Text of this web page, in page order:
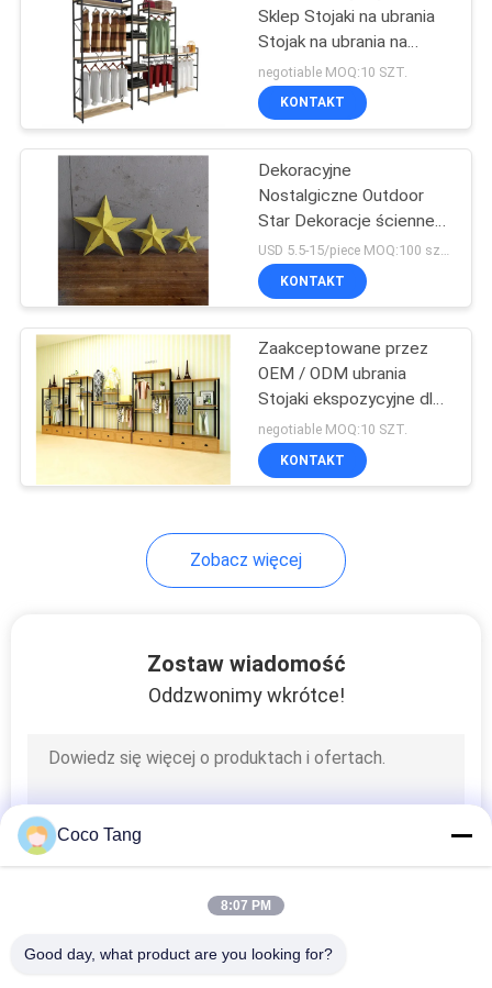
Sklep Stojaki na ubrania
Stojak na ubrania na
centrum handlowe
negotiable MOQ:10 SZT.
KONTAKT
Dekoracyjne
Nostalgiczne Outdoor
Star Dekoracje ścienne
Metal Stars For Crafts
USD 5.5-15/piece MOQ:100 sztuk
KONTAKT
Zaakceptowane przez
OEM / ODM ubrania
Stojaki ekspozycyjne dla
dzieci Sklep odzieżowy
negotiable MOQ:10 SZT.
KONTAKT
Zobacz więcej
Zostaw wiadomość
Oddzwonimy wkrótce!
Coco Tang
8:07 PM
Good day, what product are you looking for?